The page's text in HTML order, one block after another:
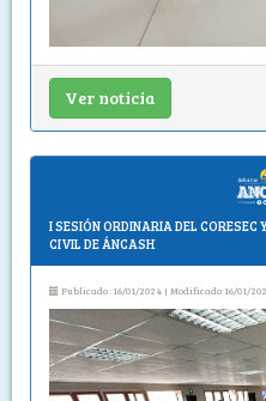
Ver noticia
I SESIÓN ORDINARIA DEL CORESEC
CIVIL DE ÁNCASH
Publicado :16/01/2024 | Modificado:16/01/